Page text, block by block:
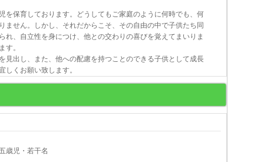
保育しております。どうしてもご家庭のように何時でも、何
ん。しかし、それだからこそ、その自由の中で子供たち同
自立性を身につけ、他との交わりの喜びを覚えてまいりま
。
出し、また、他への配慮を持つことのできる子供として成長
くお願い致します。
児・若干名